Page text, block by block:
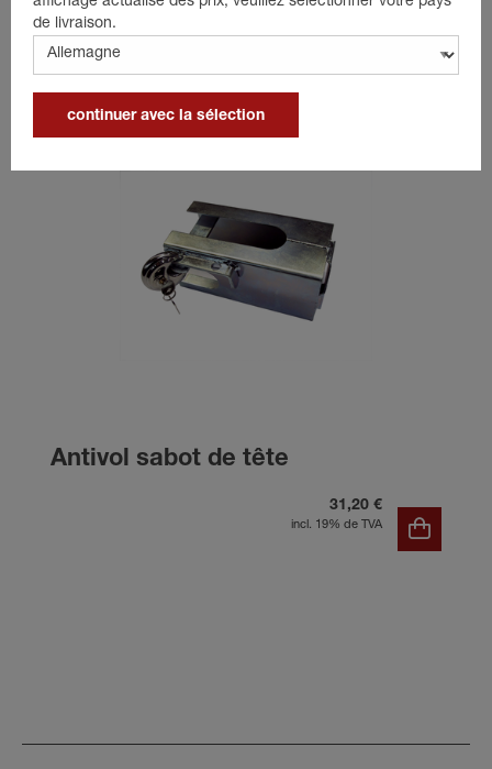
Produits adaptés
Antivol sabot de tête
31,20 €
incl. 19% de TVA
de livraison.
continuer avec la sélection